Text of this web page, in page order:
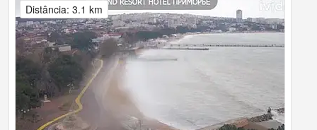
Distância: 3.1 km